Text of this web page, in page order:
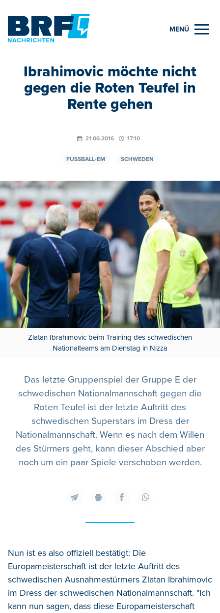
MENÜ
Ibrahimovic möchte nicht
gegen die Roten Teufel in
Rente gehen
21.06.2016 17:10
FUSSBALL-EM SCHWEDEN
Zlatan Ibrahimovic beim Training des schwedischen
Nationalteams am Dienstag in Nizza
Das letzte Gruppenspiel der Gruppe E der
schwedischen Nationalmannschaft gegen die
Roten Teufel ist der letzte Auftritt des
schwedischen Superstars im Dress der
Nationalmannschaft. Wenn es nach dem Willen
des Stürmers geht, kann dieser Abschied aber
noch um ein paar Spiele verschoben werden.
Nun ist es also offiziell bestätigt: Die
Europameisterschaft ist der letzte Auftritt des
schwedischen Ausnahmestürmers Zlatan Ibrahimovic
im Dress der schwedischen Nationalmannschaft. "Ich
kann nun sagen, dass diese Europameisterschaft